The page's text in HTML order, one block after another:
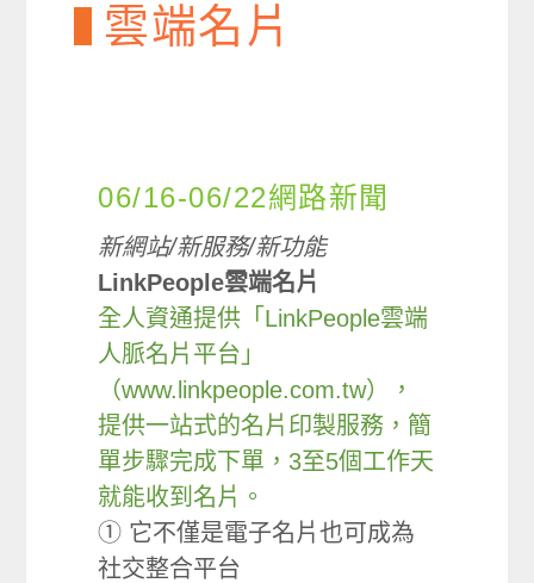
雲端名片
06/16-06/22網路新聞
新網站/新服務/新功能
LinkPeople雲端名片
全人資通提供「LinkPeople雲端
人脈名片平台」
（www.linkpeople.com.tw），
提供一站式的名片印製服務，簡
單步驟完成下單，3至5個工作天
就能收到名片。
① 它不僅是電子名片也可成為
社交整合平台